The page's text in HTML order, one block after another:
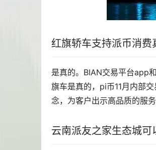
红旗轿车支持派币消费
是真的。BIAN交易平台app
旗车是真的，pi币11月内部
念，为客户出示高品质的服
云南派友之家生态城可